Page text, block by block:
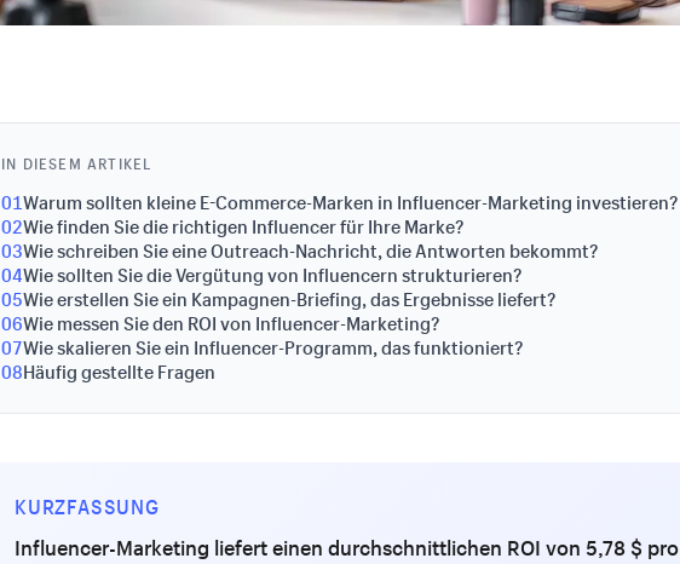
IN DIESEM ARTIKEL
01Warum sollten kleine E-Commerce-Marken in Influencer-Marketing investieren?
02Wie finden Sie die richtigen Influencer für Ihre Marke?
03Wie schreiben Sie eine Outreach-Nachricht, die Antworten bekommt?
04Wie sollten Sie die Vergütung von Influencern strukturieren?
05Wie erstellen Sie ein Kampagnen-Briefing, das Ergebnisse liefert?
06Wie messen Sie den ROI von Influencer-Marketing?
07Wie skalieren Sie ein Influencer-Programm, das funktioniert?
08Häufig gestellte Fragen
KURZFASSUNG
Influencer-Marketing liefert einen durchschnittlichen ROI von 5,78 $ pro